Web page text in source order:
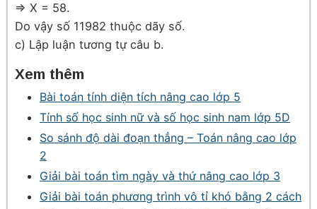
=> X = 58.
Do vậy số 11982 thuộc dãy số.
c) Lập luận tương tự câu b.
Xem thêm
Bài toán tính diện tích nâng cao lớp 5
Tính số học sinh nữ và số học sinh nam lớp 5D
So sánh độ dài đoạn thẳng – Toán nâng cao lớp
2
Giải bài toán tìm ngày và thứ nâng cao lớp 3
Giải bài toán phương trình vô tỉ khó bằng 2 cách